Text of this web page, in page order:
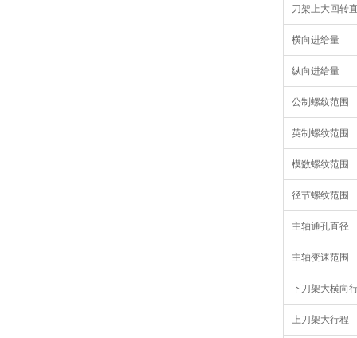
刀架上大回转
横向进给量
纵向进给量
公制螺纹范围
英制螺纹范围
模数螺纹范围
径节螺纹范围
主轴通孔直径
主轴变速范围
下刀架大横向
上刀架大行程